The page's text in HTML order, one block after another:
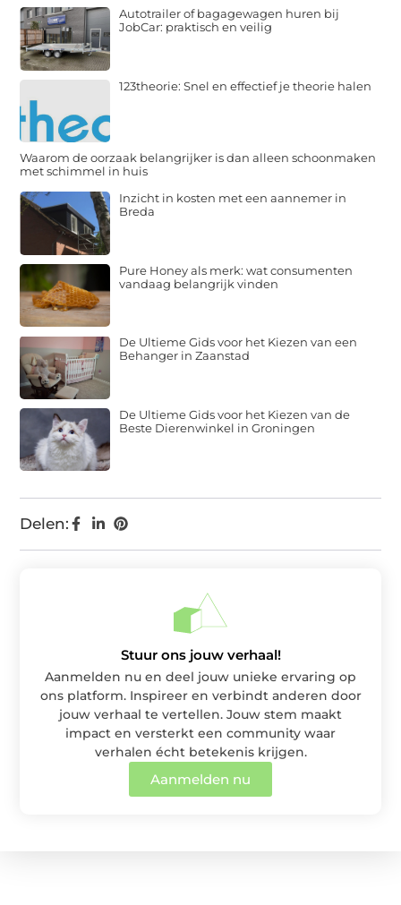
Delen:
Autotrailer of bagagewagen huren bij
JobCar: praktisch en veilig
123theorie: Snel en effectief je theorie halen
Waarom de oorzaak belangrijker is dan alleen schoonmaken
met schimmel in huis
Inzicht in kosten met een aannemer in
Breda
Pure Honey als merk: wat consumenten
vandaag belangrijk vinden
De Ultieme Gids voor het Kiezen van een
Behanger in Zaanstad
De Ultieme Gids voor het Kiezen van de
Beste Dierenwinkel in Groningen
Stuur ons jouw verhaal!
Aanmelden nu en deel jouw unieke ervaring op
ons platform. Inspireer en verbindt anderen door
jouw verhaal te vertellen. Jouw stem maakt
impact en versterkt een community waar
verhalen écht betekenis krijgen.
Aanmelden nu